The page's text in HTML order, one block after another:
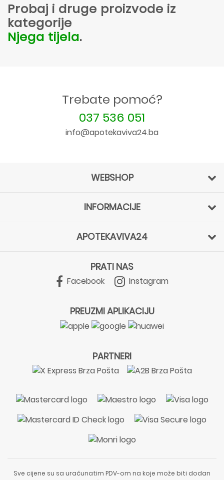
Probaj i druge proizvode iz
kategorije
Njega tijela.
Trebate pomoć?
037 536 051
info@apotekaviva24.ba
WEBSHOP
INFORMACIJE
APOTEKAVIVA24
PRATI NAS
Facebook Instagram
PREUZMI APLIKACIJU
PARTNERI
Sve cijene su sa uračunatim PDV-om na koje može biti dodan